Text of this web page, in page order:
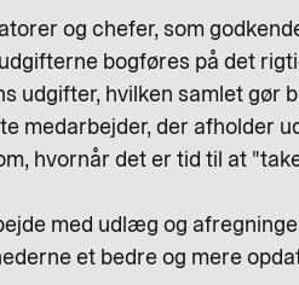
og chefer, som
bogføres på det
udgifter, hvilken samlet gør
medarbejder, der afholder
hvornår det er tid til at
med udlæg og
et bedre og mere